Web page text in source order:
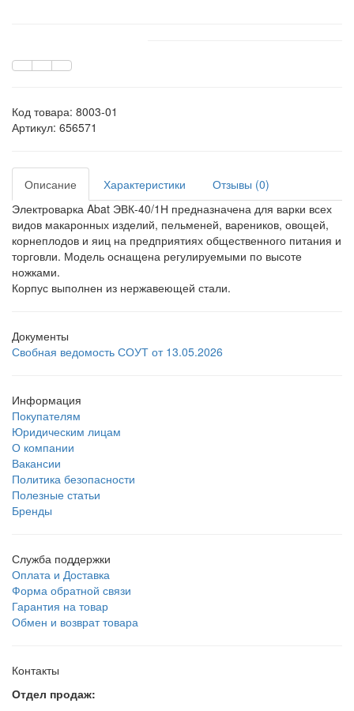
Код товара: 8003-01
Артикул: 656571
Описание Характеристики
Отзывы (0)
Электроварка Abat ЭВК-40/1Н предназначена для варки всех
видов макаронных изделий, пельменей, вареников, овощей,
корнеплодов и яиц на предприятиях общественного питания и
торговли. Модель оснащена регулируемыми по высоте
ножками.
Корпус выполнен из нержавеющей стали.
Документы
Свобная ведомость СОУТ от 13.05.2026
Информация
Покупателям
Юридическим лицам
О компании
Вакансии
Политика безопасности
Полезные статьи
Бренды
Служба поддержки
Оплата и Доставка
Форма обратной связи
Гарантия на товар
Обмен и возврат товара
Контакты
Отдел продаж: